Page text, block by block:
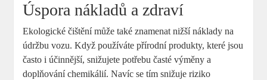
Úspora nákladů a zdraví
Ekologické čištění může také znamenat nižší náklady na
údržbu vozu. Když používáte přírodní produkty, které jsou
často i účinnější, snižujete potřebu časté výměny a
doplňování chemikálií. Navíc se tím snižuje riziko